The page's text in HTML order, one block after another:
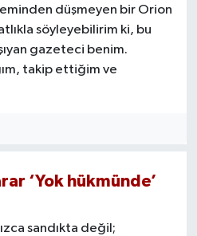
düşmeyen bir Orion
söyleyebilirim ki, bu
gazeteci benim.
takip ettiğim ve
‘Yok hükmünde’
sandıkta değil;